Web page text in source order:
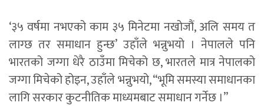
‘३५ वर्षमा नभएको काम ३५ मिनेटमा नखोजौं, अलि समय त
लाग्छ तर समाधान हुन्छ’ उहाँले भन्नुभयो । नेपालले पनि
भारतको जग्गा धेरै ठाउँमा मिचेको छ, भारतले मात्र नेपालको
जग्गा मिचेको होइन, उहाँले भन्नुभयो, “भूमि समस्या समाधानका
लागि सरकार कुटनीतिक माध्यमबाट समाधान गर्नेछ ।”